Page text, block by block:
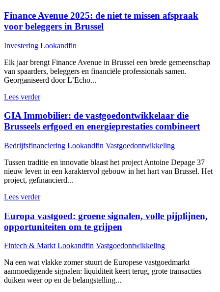
Finance Avenue 2025: de niet te missen afspraak
voor beleggers in Brussel
Investering Lookandfin
Elk jaar brengt Finance Avenue in Brussel een brede gemeenschap
van spaarders, beleggers en financiële professionals samen.
Georganiseerd door L’Echo...
Lees verder
GIA Immobilier: de vastgoedontwikkelaar die
Brusseels erfgoed en energieprestaties combineert
Bedrijfsfinanciering Lookandfin Vastgoedontwikkeling
Tussen traditie en innovatie blaast het project Antoine Depage 37
nieuw leven in een karaktervol gebouw in het hart van Brussel. Het
project, gefinancierd...
Lees verder
Europa vastgoed: groene signalen, volle pijplijnen,
opportuniteiten om te grijpen
Fintech & Markt Lookandfin Vastgoedontwikkeling
Na een wat vlakke zomer stuurt de Europese vastgoedmarkt
aanmoedigende signalen: liquiditeit keert terug, grote transacties
duiken weer op en de belangstelling...